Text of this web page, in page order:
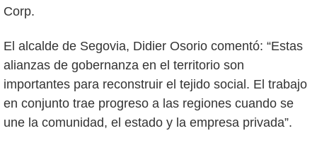
Corp.
El alcalde de Segovia, Didier Osorio comentó: “Estas
alianzas de gobernanza en el territorio son
importantes para reconstruir el tejido social. El trabajo
en conjunto trae progreso a las regiones cuando se
une la comunidad, el estado y la empresa privada”.